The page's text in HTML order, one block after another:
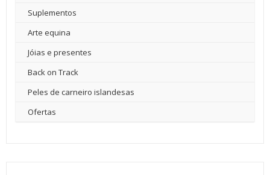
Suplementos
Arte equina
Jóias e presentes
Back on Track
Peles de carneiro islandesas
Ofertas